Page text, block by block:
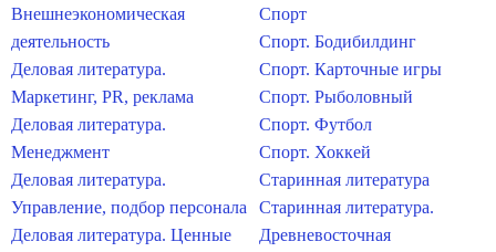
Внешнеэкономическая
деятельность
Деловая литература.
Маркетинг, PR, реклама
Деловая литература.
Менеджмент
Деловая литература.
Управление, подбор персонала
Деловая литература. Ценные
Спорт
Спорт. Бодибилдинг
Спорт. Карточные игры
Спорт. Рыболовный
Спорт. Футбол
Спорт. Хоккей
Старинная литература
Старинная литература.
Древневосточная